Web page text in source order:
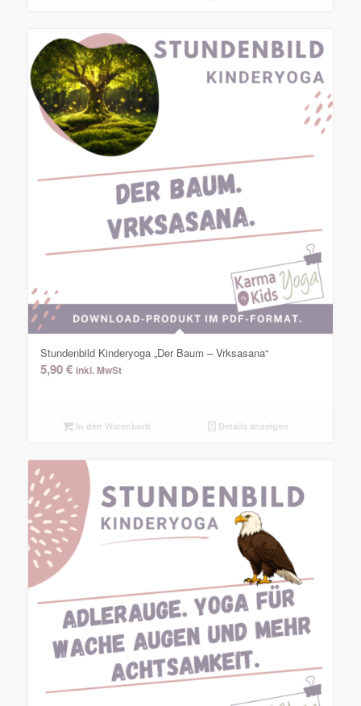
Stundenbild Kinderyoga „Der Baum – Vrksasana“
5,90€ inkl. MwSt
In den Warenkorb Details anzeigen